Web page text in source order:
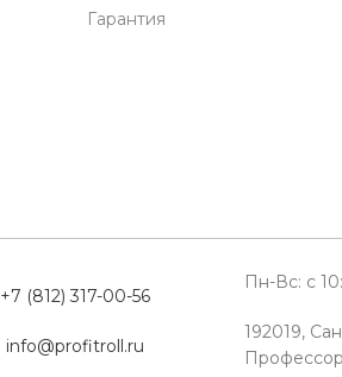
Гарантия
+7 (812) 317-00-56
info@profitroll.ru
Пн-Вс: с
192019,